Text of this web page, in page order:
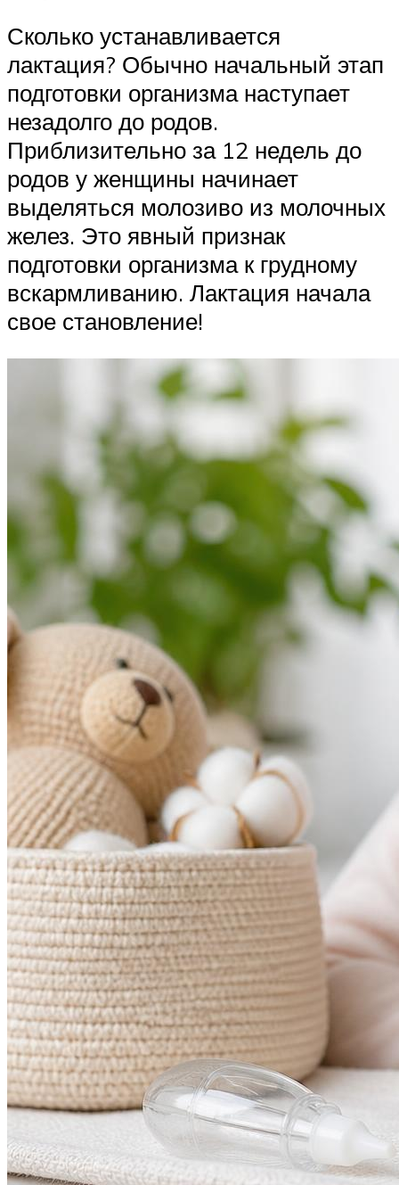
Сколько устанавливается
лактация? Обычно начальный этап
подготовки организма наступает
незадолго до родов.
Приблизительно за 12 недель до
родов у женщины начинает
выделяться молозиво из молочных
желез. Это явный признак
подготовки организма к грудному
вскармливанию. Лактация начала
свое становление!